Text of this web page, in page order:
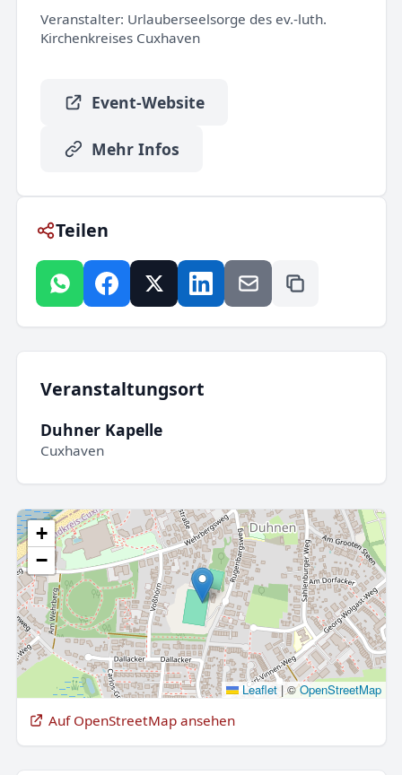
Veranstalter: Urlauberseelsorge des ev.-luth.
Kirchenkreises Cuxhaven
Event-Website
Mehr Infos
Teilen
Veranstaltungsort
Duhner Kapelle
Cuxhaven
+
−
Leaflet |©OpenStreetMap
Auf OpenStreetMap ansehen